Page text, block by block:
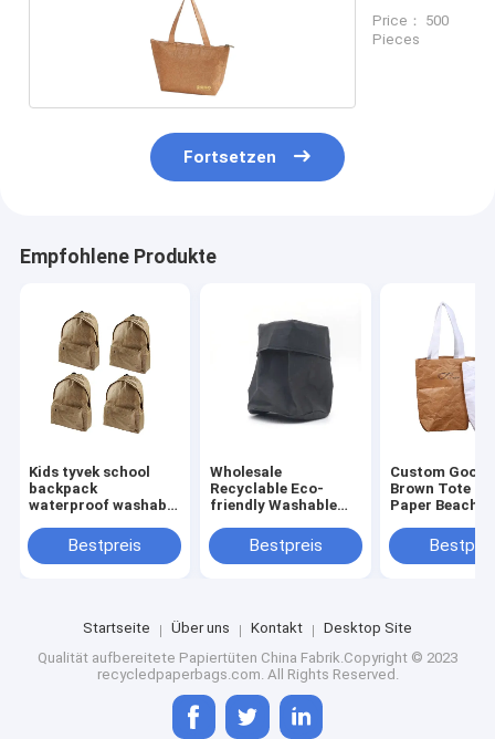
Price： 500
Pieces
Fortsetzen
Empfohlene Produkte
Kids tyvek school
backpack
waterproof washable
Bestpreis
Wholesale
Recyclable Eco-
friendly Washable
Container For
Storage, Snack,
Bestpreis
Custom Goods
Brown Tote
Paper Beach
Washable
Bag
Startseite Über uns Kontakt
Desktop Site
Qualität aufbereitete Papiertüten China Fabrik.Copyright © 2023
recycledpaperbags.com. All Rights Reserved.